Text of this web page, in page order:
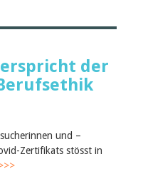
der
und –
Zertifikats stösst in